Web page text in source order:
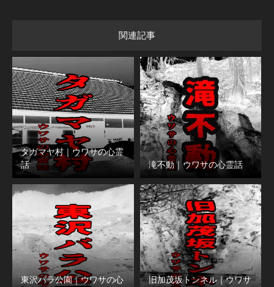
関連記事
タガマヤ村｜ウワサの心霊
話
滝不動｜ウワサの心霊話
東沢バラ公園｜ウワサの心
旧加茂坂トンネル｜ウワサ